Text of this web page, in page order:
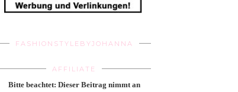
FASHIONSTYLEBYJOHANNA
AFFILIATE
Bitte beachtet: Dieser Beitrag nimmt an